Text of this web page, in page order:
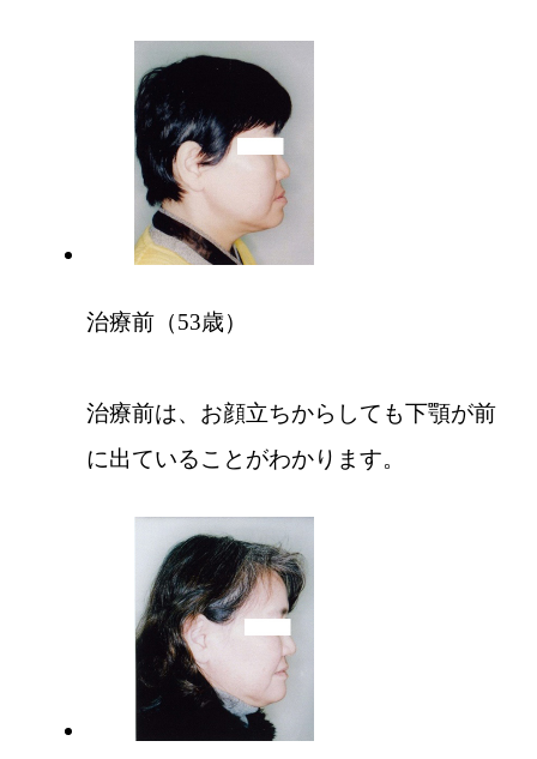
治療前（53歳）
治療前は、お顔立ちからしても下顎が前
に出ていることがわかります。